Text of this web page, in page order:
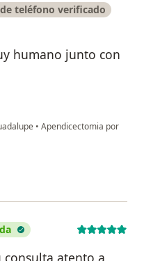
teléfono verificado
humano junto con
• Apendicectomia por